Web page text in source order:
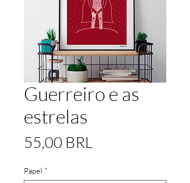
Guerreiro e as
estrelas
55,00 BRL
Papel *